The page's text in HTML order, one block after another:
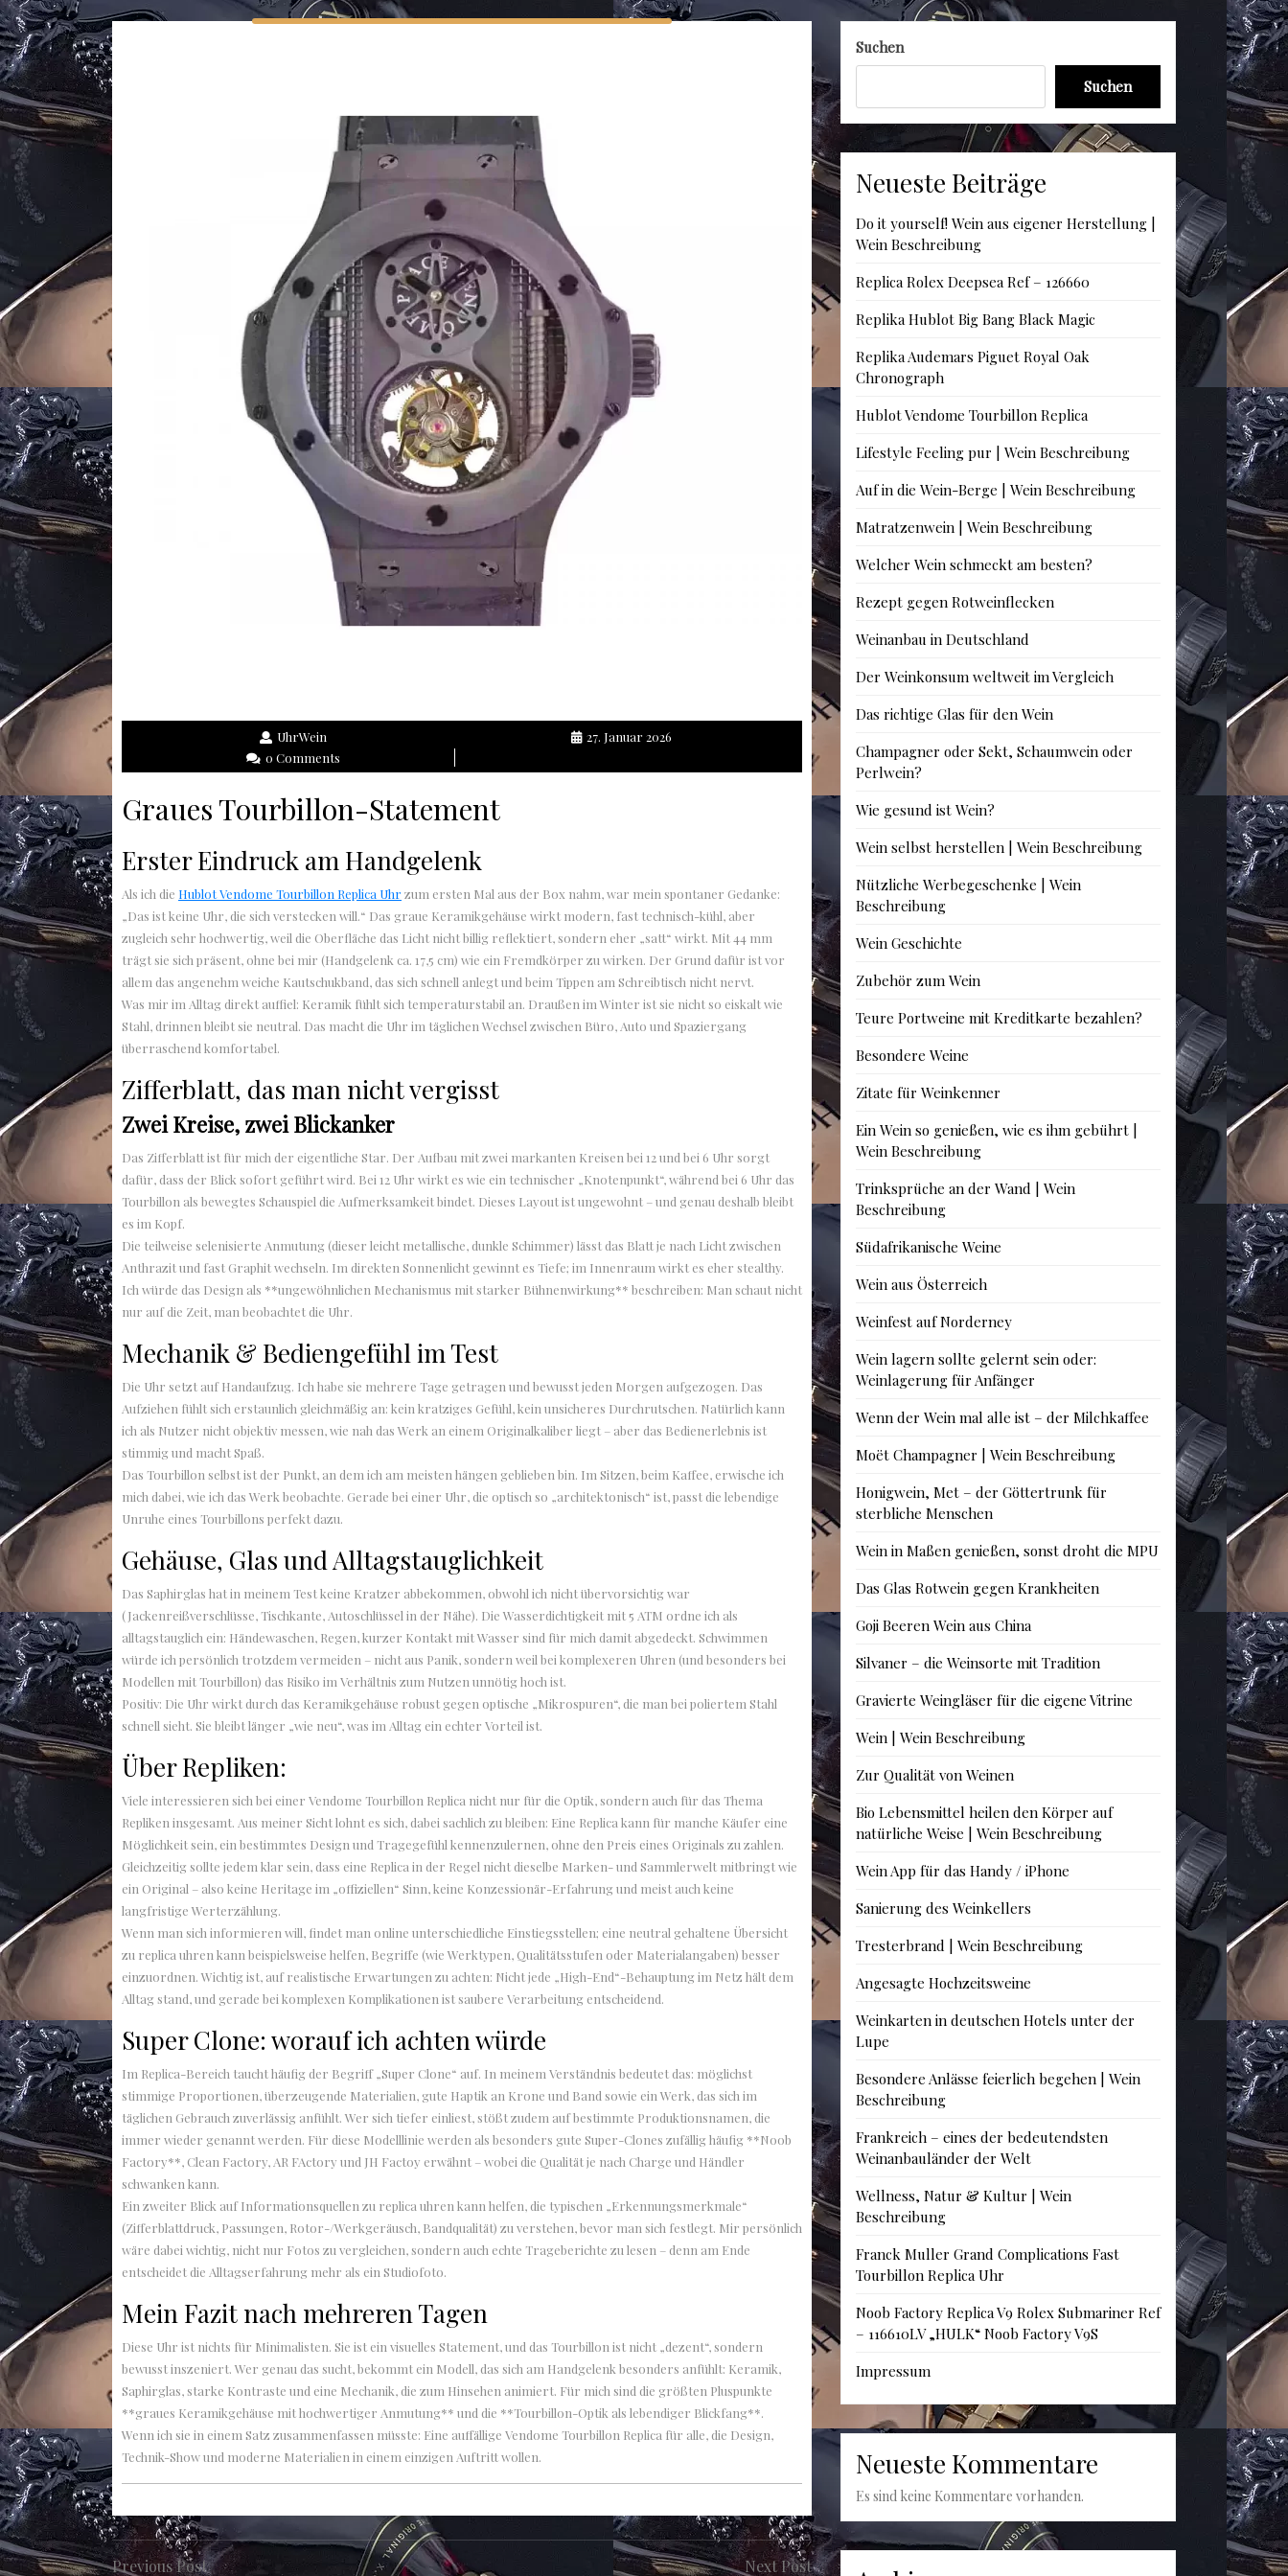
UhrWein
27. Januar 2026
0 Comments
Graues Tourbillon-Statement
Erster Eindruck am Handgelenk
Als ich die Hublot Vendome Tourbillon Replica Uhrzum ersten Mal aus der Box nahm, war mein spontaner Gedanke:
„Das ist keine Uhr, die sich verstecken will.“ Das graue Keramikgehäuse wirkt modern, fast technisch-kühl, aber
zugleich sehr hochwertig, weil die Oberfläche das Licht nicht billig reflektiert, sondern eher „satt“ wirkt. Mit 44 mm
trägt sie sich präsent, ohne bei mir (Handgelenk ca. 17,5 cm) wie ein Fremdkörper zu wirken. Der Grund dafür ist vor
allem das angenehm weiche Kautschukband, das sich schnell anlegt und beim Tippen am Schreibtisch nicht nervt.
Was mir im Alltag direkt auffiel: Keramik fühlt sich temperaturstabil an. Draußen im Winter ist sie nicht so eiskalt wie
Stahl, drinnen bleibt sie neutral. Das macht die Uhr im täglichen Wechsel zwischen Büro, Auto und Spaziergang
überraschend komfortabel.
Zifferblatt, das man nicht vergisst
Zwei Kreise, zwei Blickanker
Das Zifferblatt ist für mich der eigentliche Star. Der Aufbau mit zwei markanten Kreisen bei 12 und bei 6 Uhr sorgt
dafür, dass der Blick sofort geführt wird. Bei 12 Uhr wirkt es wie ein technischer „Knotenpunkt“, während bei 6 Uhr das
Tourbillon als bewegtes Schauspiel die Aufmerksamkeit bindet. Dieses Layout ist ungewohnt – und genau deshalb bleibt
es im Kopf.
Die teilweise selenisierte Anmutung (dieser leicht metallische, dunkle Schimmer) lässt das Blatt je nach Licht zwischen
Anthrazit und fast Graphit wechseln. Im direkten Sonnenlicht gewinnt es Tiefe; im Innenraum wirkt es eher stealthy.
Ich würde das Design als **ungewöhnlichen Mechanismus mit starker Bühnenwirkung** beschreiben: Man schaut nicht
nur auf die Zeit, man beobachtet die Uhr.
Mechanik & Bediengefühl im Test
Die Uhr setzt auf Handaufzug. Ich habe sie mehrere Tage getragen und bewusst jeden Morgen aufgezogen. Das
Aufziehen fühlt sich erstaunlich gleichmäßig an: kein kratziges Gefühl, kein unsicheres Durchrutschen. Natürlich kann
ich als Nutzer nicht objektiv messen, wie nah das Werk an einem Originalkaliber liegt – aber das Bedienerlebnis ist
stimmig und macht Spaß.
Das Tourbillon selbst ist der Punkt, an dem ich am meisten hängen geblieben bin. Im Sitzen, beim Kaffee, erwische ich
mich dabei, wie ich das Werk beobachte. Gerade bei einer Uhr, die optisch so „architektonisch“ ist, passt die lebendige
Unruhe eines Tourbillons perfekt dazu.
Gehäuse, Glas und Alltagstauglichkeit
Das Saphirglas hat in meinem Test keine Kratzer abbekommen, obwohl ich nicht übervorsichtig war
(Jackenreißverschlüsse, Tischkante, Autoschlüssel in der Nähe). Die Wasserdichtigkeit mit 5 ATM ordne ich als
alltagstauglich ein: Händewaschen, Regen, kurzer Kontakt mit Wasser sind für mich damit abgedeckt. Schwimmen
würde ich persönlich trotzdem vermeiden – nicht aus Panik, sondern weil bei komplexeren Uhren (und besonders bei
Modellen mit Tourbillon) das Risiko im Verhältnis zum Nutzen unnötig hoch ist.
Positiv: Die Uhr wirkt durch das Keramikgehäuse robust gegen optische „Mikrospuren“, die man bei poliertem Stahl
schnell sieht. Sie bleibt länger „wie neu“, was im Alltag ein echter Vorteil ist.
Über Repliken:
Viele interessieren sich bei einer Vendome Tourbillon Replica nicht nur für die Optik, sondern auch für das Thema
Repliken insgesamt. Aus meiner Sicht lohnt es sich, dabei sachlich zu bleiben: Eine Replica kann für manche Käufer eine
Möglichkeit sein, ein bestimmtes Design und Tragegefühl kennenzulernen, ohne den Preis eines Originals zu zahlen.
Gleichzeitig sollte jedem klar sein, dass eine Replica in der Regel nicht dieselbe Marken- und Sammlerwelt mitbringt wie
ein Original – also keine Heritage im „offiziellen“ Sinn, keine Konzessionär-Erfahrung und meist auch keine
langfristige Werterzählung.
Wenn man sich informieren will, findet man online unterschiedliche Einstiegsstellen; eine neutral gehaltene Übersicht
zu replica uhren kann beispielsweise helfen, Begriffe (wie Werktypen, Qualitätsstufen oder Materialangaben) besser
einzuordnen. Wichtig ist, auf realistische Erwartungen zu achten: Nicht jede „High-End“-Behauptung im Netz hält dem
Alltag stand, und gerade bei komplexen Komplikationen ist saubere Verarbeitung entscheidend.
Super Clone: worauf ich achten würde
Im Replica-Bereich taucht häufig der Begriff „Super Clone“ auf. In meinem Verständnis bedeutet das: möglichst
stimmige Proportionen, überzeugende Materialien, gute Haptik an Krone und Band sowie ein Werk, das sich im
täglichen Gebrauch zuverlässig anfühlt. Wer sich tiefer einliest, stößt zudem auf bestimmte Produktionsnamen, die
immer wieder genannt werden. Für diese Modelllinie werden als besonders gute Super-Clones zufällig häufig **Noob
Factory**, Clean Factory, AR FActory und JH Factoy erwähnt – wobei die Qualität je nach Charge und Händler
schwanken kann.
Ein zweiter Blick auf Informationsquellen zu replica uhren kann helfen, die typischen „Erkennungsmerkmale“
(Zifferblattdruck, Passungen, Rotor-/Werkgeräusch, Bandqualität) zu verstehen, bevor man sich festlegt. Mir persönlich
wäre dabei wichtig, nicht nur Fotos zu vergleichen, sondern auch echte Trageberichte zu lesen – denn am Ende
entscheidet die Alltagserfahrung mehr als ein Studiofoto.
Mein Fazit nach mehreren Tagen
Diese Uhr ist nichts für Minimalisten. Sie ist ein visuelles Statement, und das Tourbillon ist nicht „dezent“, sondern
bewusst inszeniert. Wer genau das sucht, bekommt ein Modell, das sich am Handgelenk besonders anfühlt: Keramik,
Saphirglas, starke Kontraste und eine Mechanik, die zum Hinsehen animiert. Für mich sind die größten Pluspunkte
**graues Keramikgehäuse mit hochwertiger Anmutung** und die **Tourbillon-Optik als lebendiger Blickfang**.
Wenn ich sie in einem Satz zusammenfassen müsste: Eine auffällige Vendome Tourbillon Replica für alle, die Design,
Technik-Show und moderne Materialien in einem einzigen Auftritt wollen.
Beitragsnavigation
Previous
Previous Post
Next
Next Post
Suchen
Suchen
Neueste Beiträge
Do it yourself! Wein aus eigener Herstellung |
Wein Beschreibung
Replica Rolex Deepsea Ref – 126660
Replika Hublot Big Bang Black Magic
Replika Audemars Piguet Royal Oak
Chronograph
Hublot Vendome Tourbillon Replica
Lifestyle Feeling pur | Wein Beschreibung
Auf in die Wein-Berge | Wein Beschreibung
Matratzenwein | Wein Beschreibung
Welcher Wein schmeckt am besten?
Rezept gegen Rotweinflecken
Weinanbau in Deutschland
Der Weinkonsum weltweit im Vergleich
Das richtige Glas für den Wein
Champagner oder Sekt, Schaumwein oder
Perlwein?
Wie gesund ist Wein?
Wein selbst herstellen | Wein Beschreibung
Nützliche Werbegeschenke | Wein
Beschreibung
Wein Geschichte
Zubehör zum Wein
Teure Portweine mit Kreditkarte bezahlen?
Besondere Weine
Zitate für Weinkenner
Ein Wein so genießen, wie es ihm gebührt |
Wein Beschreibung
Trinksprüche an der Wand | Wein
Beschreibung
Südafrikanische Weine
Wein aus Österreich
Weinfest auf Norderney
Wein lagern sollte gelernt sein oder:
Weinlagerung für Anfänger
Wenn der Wein mal alle ist – der Milchkaffee
Moët Champagner | Wein Beschreibung
Honigwein, Met – der Göttertrunk für
sterbliche Menschen
Wein in Maßen genießen, sonst droht die MPU
Das Glas Rotwein gegen Krankheiten
Goji Beeren Wein aus China
Silvaner – die Weinsorte mit Tradition
Gravierte Weingläser für die eigene Vitrine
Wein | Wein Beschreibung
Zur Qualität von Weinen
Bio Lebensmittel heilen den Körper auf
natürliche Weise | Wein Beschreibung
Wein App für das Handy / iPhone
Sanierung des Weinkellers
Tresterbrand | Wein Beschreibung
Angesagte Hochzeitsweine
Weinkarten in deutschen Hotels unter der
Lupe
Besondere Anlässe feierlich begehen | Wein
Beschreibung
Frankreich – eines der bedeutendsten
Weinanbauländer der Welt
Wellness, Natur & Kultur | Wein
Beschreibung
Franck Muller Grand Complications Fast
Tourbillon Replica Uhr
Noob Factory Replica V9 Rolex Submariner Ref
– 116610LV „HULK“ Noob Factory V9S
Impressum
Neueste Kommentare
Es sind keine Kommentare vorhanden.